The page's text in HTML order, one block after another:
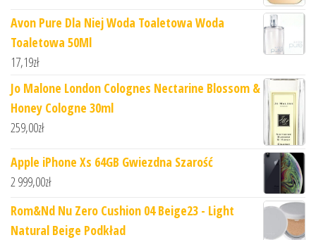
Avon Pure Dla Niej Woda Toaletowa Woda
Toaletowa 50Ml
17,19zł
Jo Malone London Colognes Nectarine Blossom &
Honey Cologne 30ml
259,00zł
Apple iPhone Xs 64GB Gwiezdna Szarość
2 999,00zł
Rom&Nd Nu Zero Cushion 04 Beige23 - Light
Natural Beige Podkład